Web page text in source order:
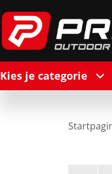
Kies je categorie